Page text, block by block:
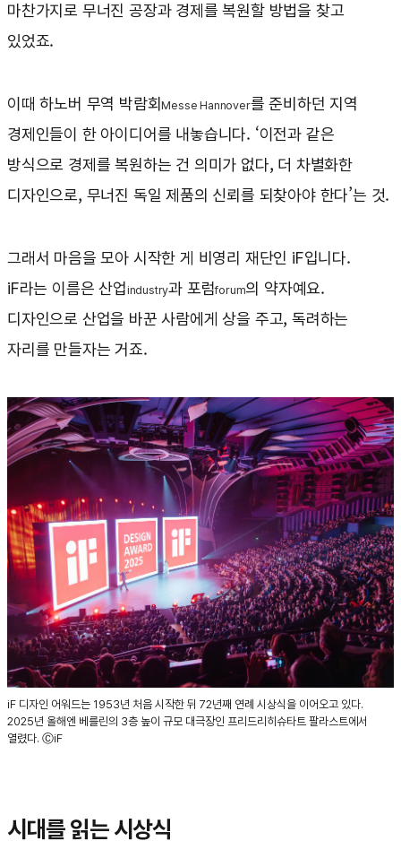
마찬가지로 무너진 공장과 경제를 복원할 방법을 찾고
있었죠.
이때 하노버 무역 박람회Messe Hannover를 준비하던 지역
경제인들이 한 아이디어를 내놓습니다. ‘이전과 같은
방식으로 경제를 복원하는 건 의미가 없다, 더 차별화한
디자인으로, 무너진 독일 제품의 신뢰를 되찾아야 한다’는 것.
그래서 마음을 모아 시작한 게 비영리 재단인 iF입니다.
iF라는 이름은 산업industry과 포럼forum의 약자예요.
디자인으로 산업을 바꾼 사람에게 상을 주고, 독려하는
자리를 만들자는 거죠.
iF 디자인 어워드는 1953년 처음 시작한 뒤 72년째 연례 시상식을 이어오고 있다.
2025년 올해엔 베를린의 3층 높이 규모 대극장인 프리드리히슈타트 팔라스트에서
열렸다. ⒸiF
시대를 읽는 시상식